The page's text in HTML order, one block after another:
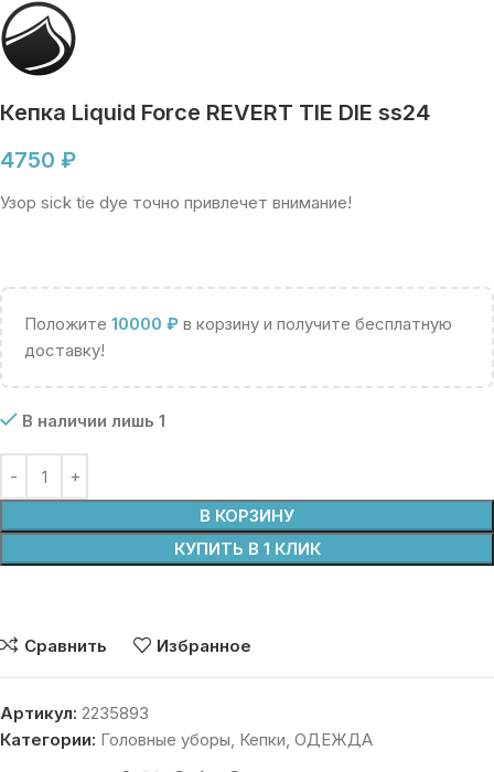
Кепка Liquid Force REVERT TIE DIE ss24
4750 ₽
Узор sick tie dye точно привлечет внимание!
Положите 10000 ₽ в корзину и получите бесплатную
доставку!
В наличии лишь 1
В КОРЗИНУ
КУПИТЬ В 1 КЛИК
Сравнить Избранное
Артикул: 2235893
Категории: Головные уборы, Кепки, ОДЕЖДА